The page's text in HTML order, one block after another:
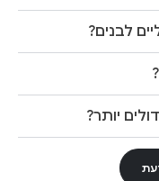
לבנים?
יותר?